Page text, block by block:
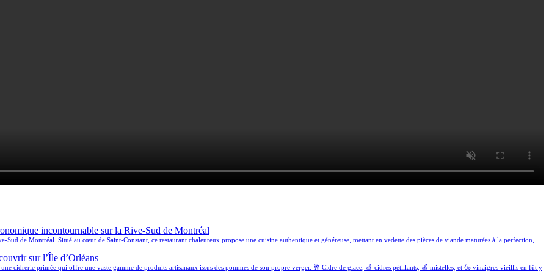
incontournable sur la Rive-Sud de Montréal
Sud de Montréal. Situé au cœur de Saint-Constant, ce restaurant chaleureux propose une cuisine authentique et généreuse, mettant en vedette des pièces de viande maturées à la perfection,
sur l’Île d’Orléans
cidrerie primée qui offre une vaste gamme de produits artisanaux issus des pommes de son propre verger. 🥂 Cidre de glace, 🍏 cidres pétillants, 🍎 mistelles, et 🍶 vinaigres vieillis en fût y